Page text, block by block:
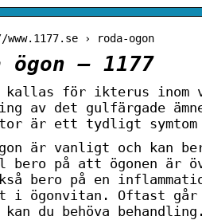
› roda-ogon
ögon – 1177
kallas för ikterus inom
av det gulfärgade
är ett tydligt symtom
är vanligt och kan
bero på att ögonen är
bero på en
i ögonvitan. Oftast går
du behöva behandling.